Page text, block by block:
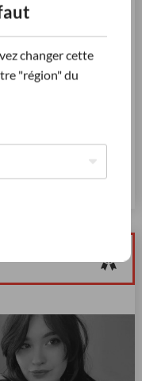
changer cette
"région" du
| Amicale / Avec
| Jeune adulte
Afficher +